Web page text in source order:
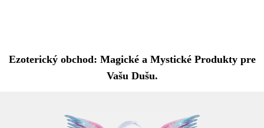
Ezoterický obchod: Magické a Mystické Produkty pre
Vašu Dušu.